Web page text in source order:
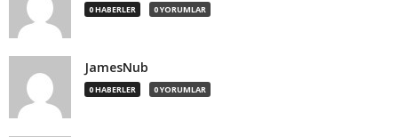
0 HABERLER 0 YORUMLAR
JamesNub
0 HABERLER 0 YORUMLAR